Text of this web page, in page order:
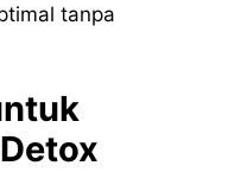
tanpa